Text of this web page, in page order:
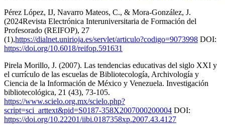
Pérez López, IJ, Navarro Mateos, C., & Mora-González, J.
(2024Revista Electrónica Interuniversitaria de Formación del
Profesorado (REIFOP), 27
(1),https://dialnet.unirioja.es/servlet/articulo?codigo=9073998 DOI:
https://doi.org/10.6018/reifop.591631
Pirela Morillo, J. (2007). Las tendencias educativas del siglo XXI y
el currículo de las escuelas de Bibliotecología, Archivología y
Ciencia de la Información de México y Venezuela. Investigación
bibliotecológica, 21 (43), 73-105.
https://www.scielo.org.mx/scielo.php?
script=sci_arttext&pid=S0187-358X2007000200004 DOI:
https://doi.org/10.22201/iibi.0187358xp.2007.43.4127